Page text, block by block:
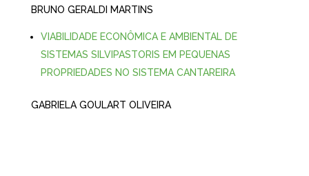
BRUNO GERALDI MARTINS
VIABILIDADE ECONÔMICA E AMBIENTAL DE
SISTEMAS SILVIPASTORIS EM PEQUENAS
PROPRIEDADES NO SISTEMA CANTAREIRA
GABRIELA GOULART OLIVEIRA